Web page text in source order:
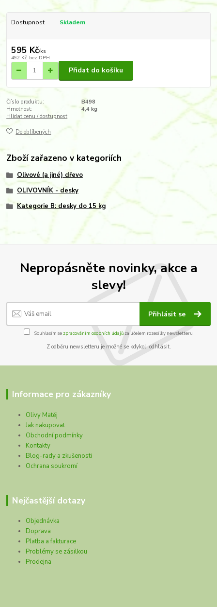
Dostupnost Skladem
595 Kč/ks
492 Kč bez DPH
Přidat do košíku
Číslo produktu:
B498
Hmotnost:
4,4 kg
Hlídat cenu / dostupnost
Do oblíbených
Zboží zařazeno v kategoriích
Olivové (a jiné) dřevo
OLIVOVNÍK - desky
Kategorie B: desky do 15 kg
Nepropásněte novinky, akce a
slevy!
Přihlásit se
Souhlasím se zpracováním osobních údajůza účelem rozesílky newsletteru.
Z odběru newsletteru je možné se kdykoli odhlásit.
Informace pro zákazníky
Olivy Matěj
Jak nakupovat
Obchodní podmínky
Kontakty
Blog-rady a zkušenosti
Ochrana soukromí
Nejčastější dotazy
Objednávka
Doprava
Platba a fakturace
Problémy se zásilkou
Prodejna